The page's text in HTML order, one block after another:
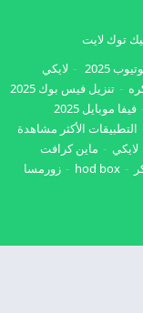
توك لايت
2025
لايكي
تنزيل فيس بوك 2025
فيفا موبايل 2025
التطبيقات الأكثر مشاهدة
لايكي
ماين كرافت
hod box زورمسا